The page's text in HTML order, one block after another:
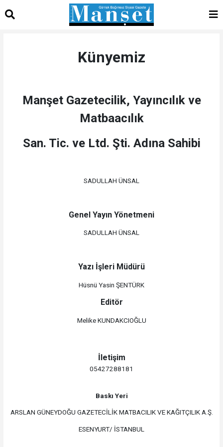
Künyemiz
Manşet Gazetecilik, Yayıncılık ve
Matbaacılık
San. Tic. ve Ltd. Şti. Adına Sahibi
SADULLAH ÜNSAL
Genel Yayın Yönetmeni
SADULLAH ÜNSAL
Yazı İşleri Müdürü
Hüsnü Yasin ŞENTÜRK
Editör
Melike KUNDAKCIOĞLU
İletişim
05427288181
Baskı Yeri
ARSLAN GÜNEYDOĞU GAZETECİLİK MATBACILIK VE KAĞITÇILIK A.Ş.
ESENYURT/ İSTANBUL